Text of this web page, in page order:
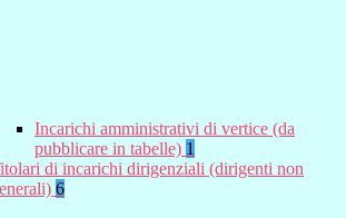
Incarichi amministrativi di vertice (da
pubblicare in tabelle) 1
di incarichi dirigenziali (dirigenti non
6